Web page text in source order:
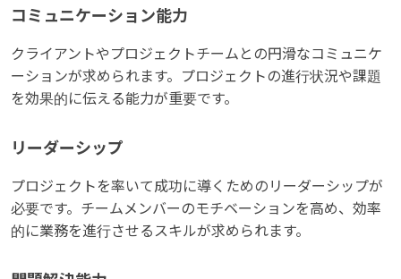
コミュニケーション能力
クライアントやプロジェクトチームとの円滑なコミュニケ
ーションが求められます。プロジェクトの進行状況や課題
を効果的に伝える能力が重要です。
リーダーシップ
プロジェクトを率いて成功に導くためのリーダーシップが
必要です。チームメンバーのモチベーションを高め、効率
的に業務を進行させるスキルが求められます。